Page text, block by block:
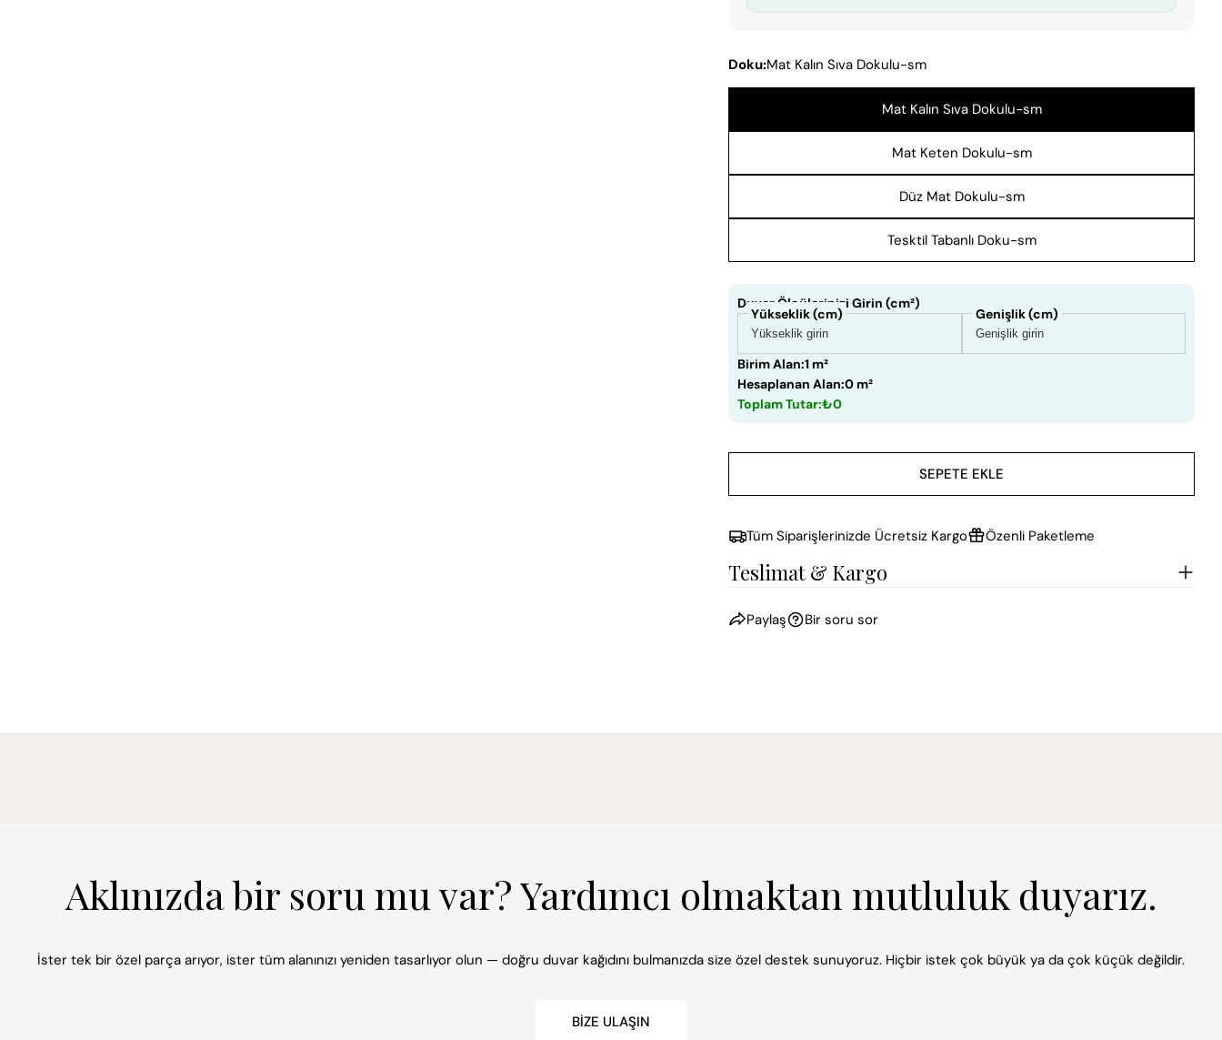
Doku:Mat Kalın Sıva Dokulu-sm
Mat Kalın Sıva Dokulu-sm
Mat Keten Dokulu-sm
Düz Mat Dokulu-sm
Tesktil Tabanlı Doku-sm
Duvar Ölçülerinizi Girin (cm²)
Yükseklik (cm) Genişlik (cm)
Birim Alan:1 m²
Hesaplanan Alan:0 m²
Toplam Tutar:₺0
SEPETE EKLE
Tüm Siparişlerinizde Ücretsiz Kargo Özenli Paketleme
Teslimat & Kargo
Paylaş Bir soru sor
Aklınızda bir soru mu var? Yardımcı olmaktan mutluluk duyarız.
İster tek bir özel parça arıyor, ister tüm alanınızı yeniden tasarlıyor olun — doğru duvar kağıdını bulmanızda size özel destek sunuyoruz. Hiçbir istek çok büyük ya da çok küçük değildir.
BIZE ULAŞIN